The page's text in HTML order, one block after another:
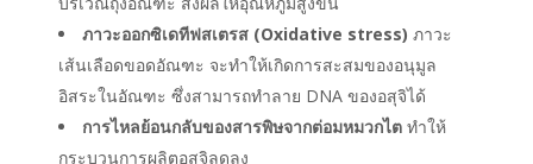
ภาวะออกซิเดทีฟสเตรส (Oxidative stress) ภาวะ
เส้นเลือดขอดอัณฑะ จะทำให้เกิดการสะสมของอนุมูล
อิสระในอัณฑะ ซึ่งสามารถทำลาย DNA ของอสุจิได้
การไหลย้อนกลับของสารพิษจากต่อมหมวกไต ทำให้
กระบวนการผลิตอสุจิลดลง